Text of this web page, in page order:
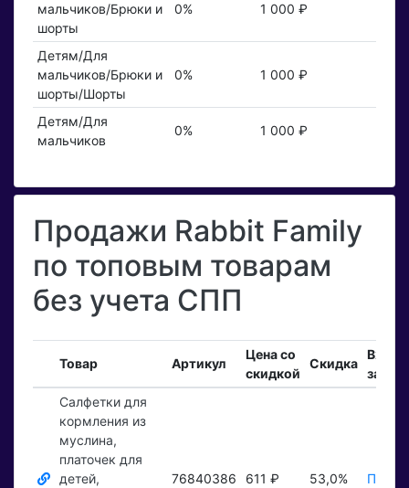
мальчиков/Брюки и
шорты
0% 1 000 ₽
Детям/Для
мальчиков/Брюки и
шорты/Шорты
0% 1 000 ₽
Детям/Для
мальчиков
0% 1 000 ₽
Продажи Rabbit Family
по топовым товарам
без учета СПП
Товар Артикул
Цена со
скидкой
Скидка
Салфетки для
кормления из
муслина,
платочек для
детей,
76840386 611 ₽ 53,0%